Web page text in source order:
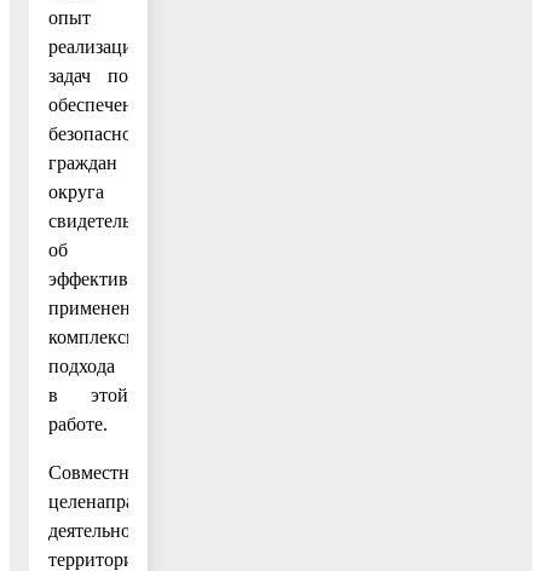
опыт
реализации
задач по
обеспечению
безопасности
граждан
округа
свидетельствуют
об
эффективности
применения
комплексного
подхода
в этой
работе.
Совместная
целенаправленная
деятельность
территориальных